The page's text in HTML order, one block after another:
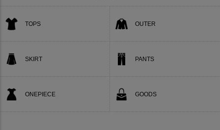
TOPS OUTER
SKIRT PANTS
ONEPIECE GOODS